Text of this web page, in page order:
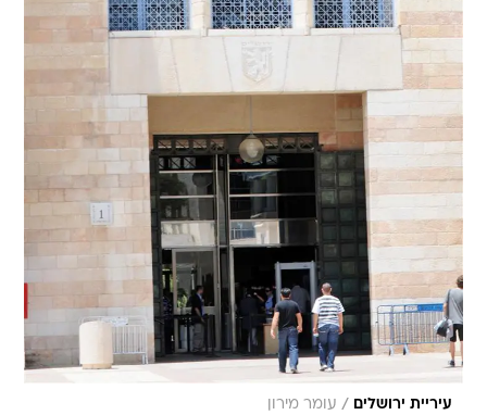
עיריית ירושלים / עומר מירון